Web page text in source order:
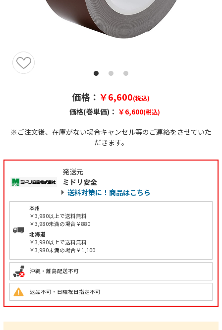
価格： ￥6,600(税込)
価格(巻単価)： ￥6,600(税込)
※ご注文後、在庫がない場合キャンセル等のご連絡をさせていた
だきます。
発送元
ミドリ安全
送料対策に！商品はこちら
本州
￥3,980以上で送料無料
￥3,980未満の場合￥880
北海道
￥3,980以上で送料無料
￥3,980未満の場合￥1,100
沖縄・離島配送不可
返品不可・日曜祝日指定不可